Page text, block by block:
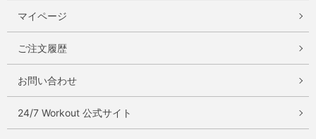
マイページ
ご注文履歴
お問い合わせ
24/7 Workout 公式サイト